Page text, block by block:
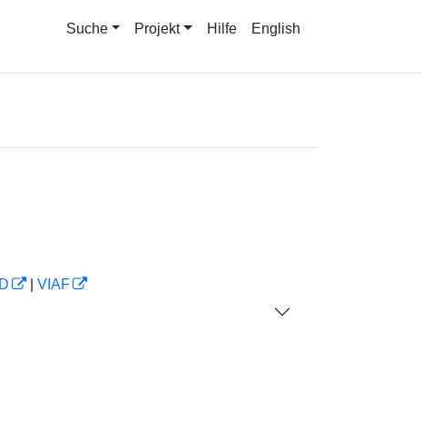
Suche Projekt Hilfe English
VIAF